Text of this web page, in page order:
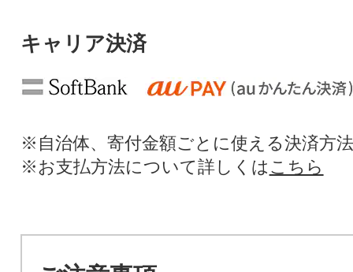
キャリア決済
※自治体、寄付金額ごとに使える決済方
※お支払方法について詳しくは こちら